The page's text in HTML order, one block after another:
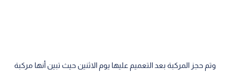
وتم حجز المركبة بعد التعميم عليها يوم الاثنين حيث تبين أنها مركبة